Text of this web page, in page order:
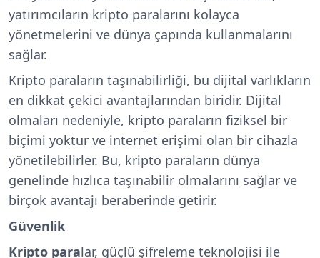
yatırımcıların kripto paralarını kolayca
yönetmelerini ve dünya çapında kullanmalarını
sağlar.
Kripto paraların taşınabilirliği, bu dijital varlıkların
en dikkat çekici avantajlarından biridir. Dijital
olmaları nedeniyle, kripto paraların fiziksel bir
biçimi yoktur ve internet erişimi olan bir cihazla
yönetilebilirler. Bu, kripto paraların dünya
genelinde hızlıca taşınabilir olmalarını sağlar ve
birçok avantajı beraberinde getirir.
Güvenlik
Kripto paralar, güçlü şifreleme teknolojisi ile